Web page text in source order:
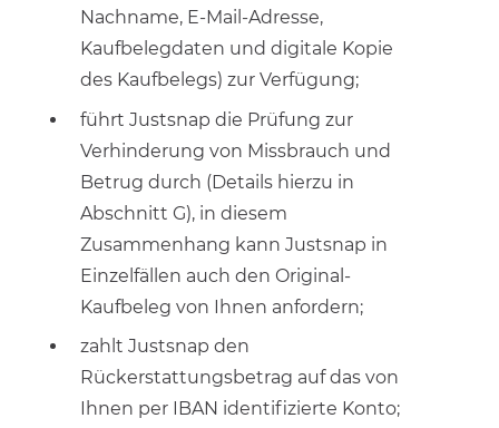
Nachname, E-Mail-Adresse,
Kaufbelegdaten und digitale Kopie
des Kaufbelegs) zur Verfügung;
führt Justsnap die Prüfung zur
Verhinderung von Missbrauch und
Betrug durch (Details hierzu in
Abschnitt G), in diesem
Zusammenhang kann Justsnap in
Einzelfällen auch den Original-
Kaufbeleg von Ihnen anfordern;
zahlt Justsnap den
Rückerstattungsbetrag auf das von
Ihnen per IBAN identifizierte Konto;